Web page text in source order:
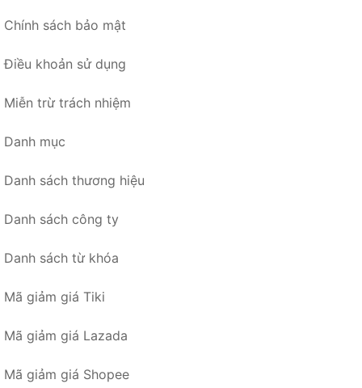
Chính sách bảo mật
Điều khoản sử dụng
Miễn trừ trách nhiệm
Danh mục
Danh sách thương hiệu
Danh sách công ty
Danh sách từ khóa
Mã giảm giá Tiki
Mã giảm giá Lazada
Mã giảm giá Shopee